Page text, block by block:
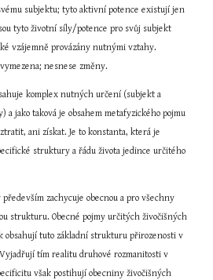
subjektu; tyto aktivní potence existují jen
tyto životní síly/potence pro svůj subjekt
vzájemně provázány nutnými vztahy.
nesnese změny.
komplex nutných určení (subjekt a
jako taková je obsahem metafyzického pojmu
ani získat. Je to konstanta, která je
struktury a řádu života jedince určitého
zachycuje obecnou a pro všechny
strukturu. Obecné pojmy určitých živočišných
obsahují tuto základní strukturu přirozenosti v
tím realitu druhové rozmanitosti v
však postihují obecniny živočišných